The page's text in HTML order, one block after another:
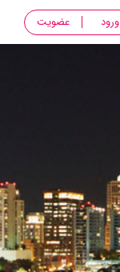
ورود عضویت